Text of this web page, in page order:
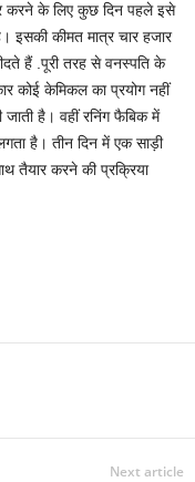
करने के लिए कुछ दिन पहले इसे
इसकी कीमत मात्र चार हजार
हैं .पूरी तरह से वनस्पति के
कोई केमिकल का प्रयोग नहीं
है। वहीं रनिंग फैबिक में
है। तीन दिन में एक साड़ी
तैयार करने की प्रक्रिया
Next article